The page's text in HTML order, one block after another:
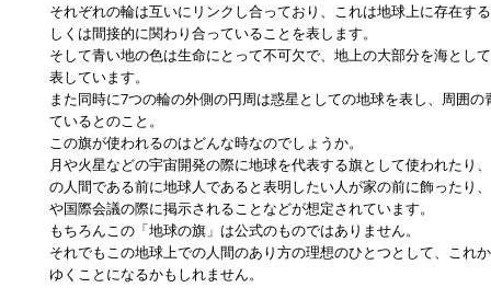
それぞれの輪は互いにリンクし合っており、これは地球上に存在す
しくは間接的に関わり合っていることを表します。
そして青い地の色は生命にとって不可欠で、地上の大部分を海とし
表しています。
また同時に7つの輪の外側の円周は惑星としての地球を表し、周囲の
ているとのこと。
この旗が使われるのはどんな時なのでしょうか。
月や火星などの宇宙開発の際に地球を代表する旗として使われたり
の人間である前に地球人であると表明したい人が家の前に飾ったり
や国際会議の際に掲示されることなどが想定されています。
もちろんこの「地球の旗」は公式のものではありません。
それでもこの地球上での人間のあり方の理想のひとつとして、これ
ゆくことになるかもしれません。